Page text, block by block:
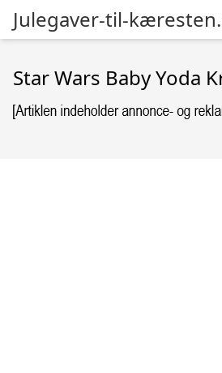
Julegaver-til-
Star Wars Baby Yoda